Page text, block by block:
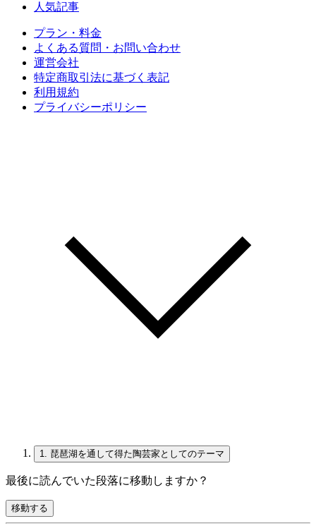
人気記事
プラン・料金
よくある質問・お問い合わせ
運営会社
特定商取引法に基づく表記
利用規約
プライバシーポリシー
1. 琵琶湖を通して得た陶芸家としてのテーマ
最後に読んでいた段落に移動しますか？
移動する